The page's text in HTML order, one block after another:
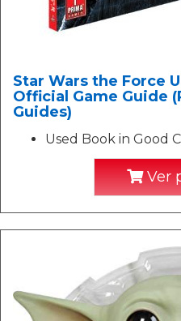
Star Wars the Force
Official Game Guide
Guides)
Used Book in Good
Ver